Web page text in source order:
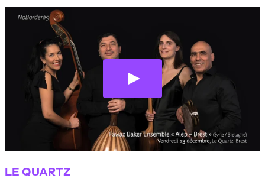
LE QUARTZ